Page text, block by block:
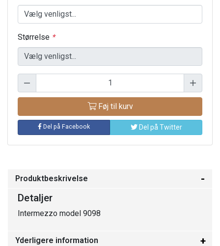
Størrelse *
Føj til kurv
Del på Facebook Del på Twitter
Produktbeskrivelse
Detaljer
Intermezzo model 9098
Yderligere information